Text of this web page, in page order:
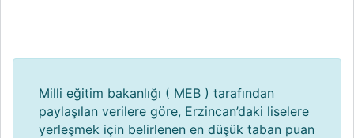
Milli eğitim bakanlığı ( MEB ) tarafından
paylaşılan verilere göre, Erzincan’daki liselere
yerleşmek için belirlenen en düşük taban puan